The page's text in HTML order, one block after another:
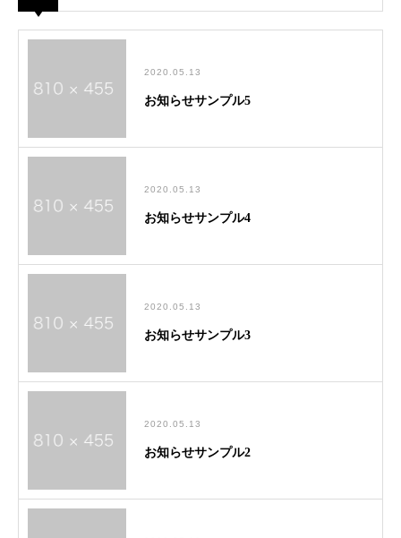
2020.05.13
お知らせサンプル5
2020.05.13
お知らせサンプル4
2020.05.13
お知らせサンプル3
2020.05.13
お知らせサンプル2